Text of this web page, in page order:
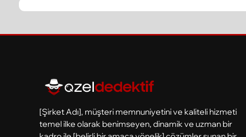
[Şirket Adı], müşteri memnuniyetini ve kaliteli hizmeti
temel ilke olarak benimseyen, dinamik ve uzman bir